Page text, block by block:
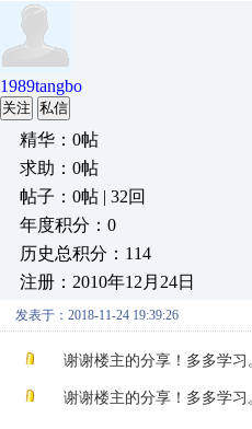
1989tangbo
关注 私信
精华：0帖
求助：0帖
帖子：0帖 | 32回
年度积分：0
历史总积分：114
注册：2010年12月24日
发表于：2018-11-24 19:39:26
谢谢楼主的分享！多多学习
谢谢楼主的分享！多多学习